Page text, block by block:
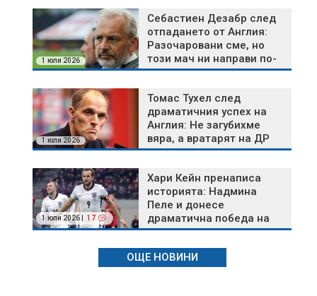
1 юли 2026
Себастиен Дезабр след
отпадането от Англия:
Разочаровани сме, но
този мач ни направи по-
силни
1 юли 2026
Томас Тухел след
драматичния успех на
Англия: Не загубихме
вяра, а вратарят на ДР
Конго правеше чудеса
1 юли 2026 | 17
Хари Кейн пренаписа
историята: Надмина
Пеле и донесе
драматична победа на
Англия
ОЩЕ НОВИНИ